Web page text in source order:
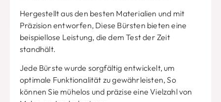
Hergestellt aus den besten Materialien und mit
Präzision entworfen, Diese Bürsten bieten eine
beispiellose Leistung, die dem Test der Zeit
standhält.
Jede Bürste wurde sorgfältig entwickelt, um
optimale Funktionalität zu gewährleisten, So
können Sie mühelos und präzise eine Vielzahl von